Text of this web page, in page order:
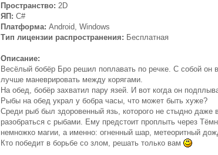
Пространство: 2D
ЯП: С#
Платформа: Android, Windows
Тип лицензии распространения: Бесплатная
Описание:
Весёлый бобёр Бро решил поплавать по речке. С собой
лучше маневрировать между корягами.
На обед, бобёр захватил пару язей. И вот когда он
Рыбы на обед украл у бобра часы, что может быть хуже?
Среди рыб был здоровенный язь, которого не стыдно даже
разобраться с рыбами. Ему предстоит проплыть через
немножко магии, а именно: огненный шар, метеоритный
Кто победит в борьбе со злом, решать только вам